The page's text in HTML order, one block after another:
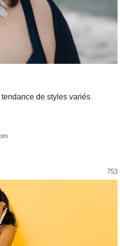
de styles variés
753